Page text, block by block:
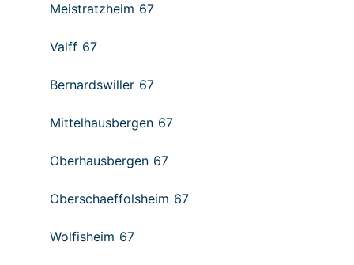
Meistratzheim 67
Valff 67
Bernardswiller 67
Mittelhausbergen 67
Oberhausbergen 67
Oberschaeffolsheim 67
Wolfisheim 67